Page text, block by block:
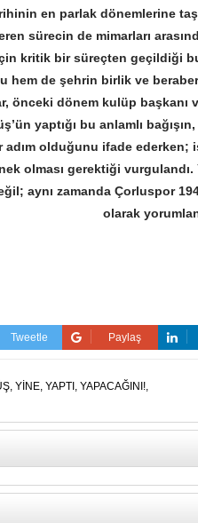
en parlak dönemlerine
sürecin de mimarları
kritik bir süreçten geçildiği
hem de şehrin birlik ve
önceki dönem kulüp başkanı
yaptığı bu anlamlı
adım olduğunu ifade
olması gerektiği vurgulandı.
aynı zamanda Çorluspor
olarak
Tweetle Paylaş
YİNE, YAPTI, YAPACAĞINI!,